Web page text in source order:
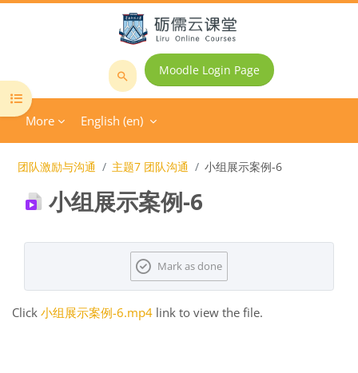
Search
Moodle Login Page
More English ‎(en)‎
Open course index
团队激励与沟通 主题7 团队沟通 小组展示案例-6
小组展示案例-6
Completion requirements
Mark as done
Click 小组展示案例-6.mp4 link to view the file.